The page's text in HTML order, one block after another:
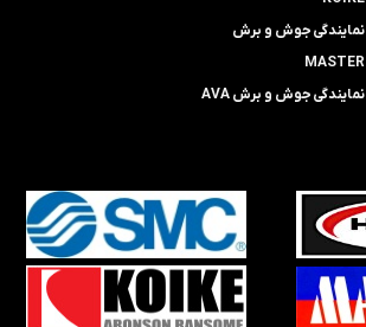
​​​​نمایندگیجوش و برش
MASTER
​​​​نمایندگی​​​​​​​جوش و برش AVA